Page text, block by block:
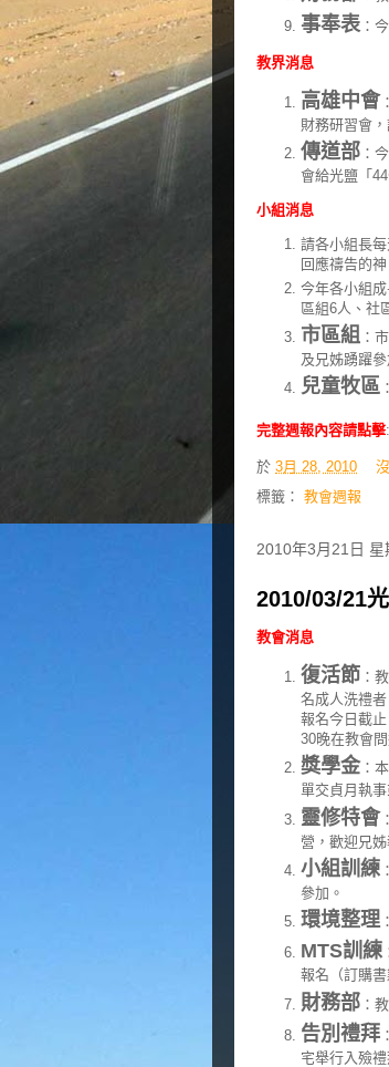
事奉表：
教界消息
高雄中會
財務研習會
傳道部 ：
會給光鹽「
小組消息
請各小組長
回應禱告的神
今年各小組
區組6人、社
市區組 ：
及兄姊踴躍
兒童牧區
完整週報內容請點擊
於 3月 28, 2010
標籤： 教會週報
2010年3月21日 星
2010/03/21
教會消息
復活節 ：
名成人洗禮
報名今日截
30晚在教會
獎學金 ：
單交貞月執
靈修特會
營，歡迎兄
小組訓練
參加。
環境整理
MTS訓練
報名（訂購書
財務部 ：
告別禮拜
宅舉行入殮